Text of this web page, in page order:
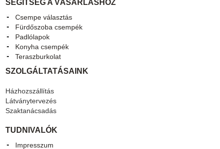
SEGÍTSÉG A VÁSÁRLÁSHOZ
Csempe választás
Fürdőszoba csempék
Padlólapok
Konyha csempék
Teraszburkolat
SZOLGÁLTATÁSAINK
Házhozszállítás
Látványtervezés
Szaktanácsadás
TUDNIVALÓK
Impresszum